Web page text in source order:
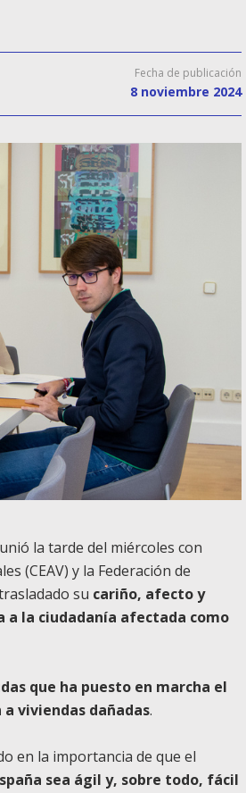
Fecha de publicación
8 noviembre 2024
la tarde del miércoles con
(CEAV) y la Federación de
su cariño, afecto y
a la ciudadanía afectada como
que ha puesto en marcha el
viviendas dañadas.
en la importancia de que el
sea ágil y, sobre todo, fácil